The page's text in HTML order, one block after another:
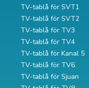
TV-tablå för SVT1
TV-tablå för SVT2
TV-tablå för TV3
TV-tablå för TV4
TV-tablå för Kanal 5
TV-tablå för TV6
TV-tablå för Sjuan